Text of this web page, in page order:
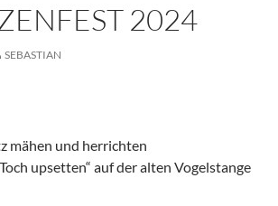
2024
SEBASTIAN
mähen und herrichten
upsetten“ auf der alten Vogelstange